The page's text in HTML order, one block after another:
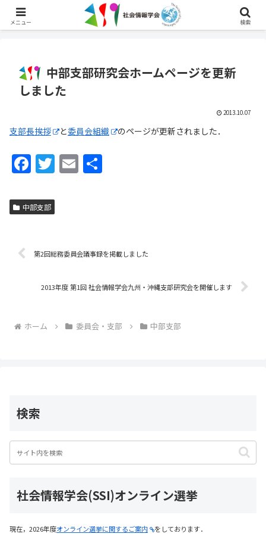
English
中部支部研究会ホームページを更新
しました
2013.10.07
支部長挨拶 と委員会組織 のページが更新されました．
F
c
e
o
o
k
T E
中部支部
第2回総務委員会議事録を掲載しました
2013年度 第1回 社会情報学会九州・沖縄支部研究会を開催します
ホーム 委員会・支部 中部支部
検索
社会情報学会(SSI)オンライン選挙
現在，2026年度オンライン選挙に関するご案内 をしております．
メニュー 検索